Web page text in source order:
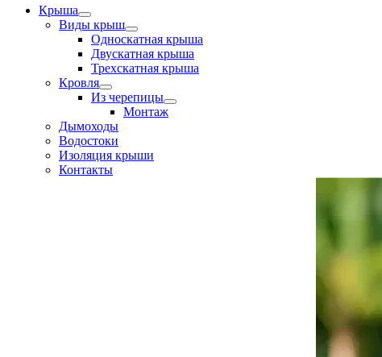
Крыша
Виды крыш
Односкатная крыша
Двускатная крыша
Трехскатная крыша
Кровля
Из черепицы
Монтаж
Дымоходы
Водостоки
Изоляция крыши
Контакты